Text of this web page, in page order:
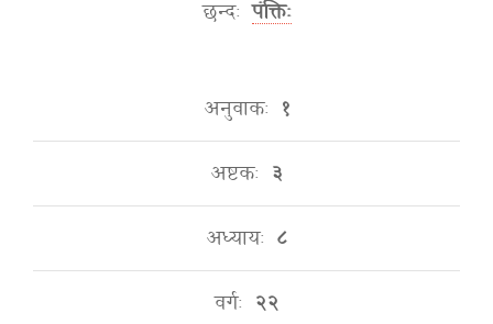
छन्दः पंक्तिः
अनुवाकः १
अष्टकः ३
अध्यायः ८
वर्गः २२